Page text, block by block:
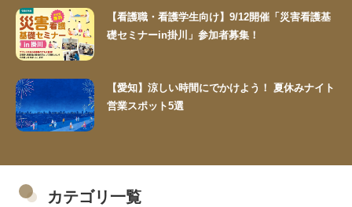
【看護職・看護学生向け】9/12開催「災害看護基
礎セミナーin掛川」参加者募集！
【愛知】涼しい時間にでかけよう！ 夏休みナイト
営業スポット5選
カテゴリ一覧